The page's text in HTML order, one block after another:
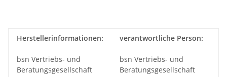
Herstellerinformationen:
bsn Vertriebs- und
Beratungsgesellschaft
verantwortliche Person:
bsn Vertriebs- und
Beratungsgesellschaft